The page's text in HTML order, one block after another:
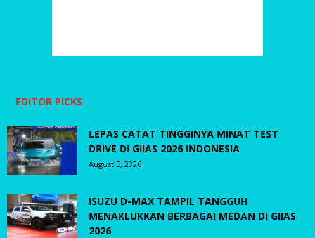
EDITOR PICKS
LEPAS CATAT TINGGINYA MINAT TEST
DRIVE DI GIIAS 2026 INDONESIA
August 5, 2026
ISUZU D-MAX TAMPIL TANGGUH
MENAKLUKKAN BERBAGAI MEDAN DI GIIAS
2026